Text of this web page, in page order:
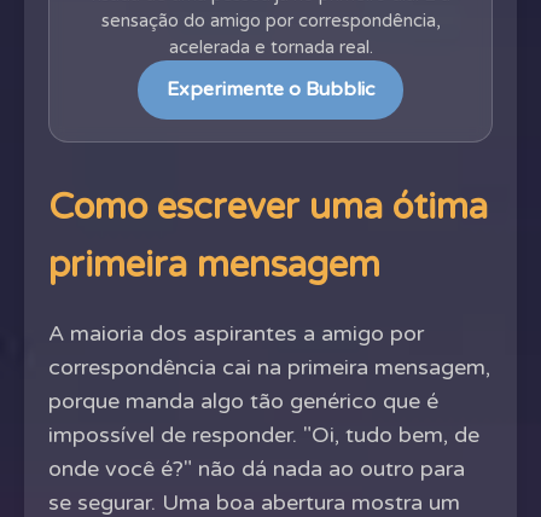
sensação do amigo por correspondência,
acelerada e tornada real.
Experimente o Bubblic
Como escrever uma ótima
primeira mensagem
A maioria dos aspirantes a amigo por
correspondência cai na primeira mensagem,
porque manda algo tão genérico que é
impossível de responder. "Oi, tudo bem, de
onde você é?" não dá nada ao outro para
se segurar. Uma boa abertura mostra um